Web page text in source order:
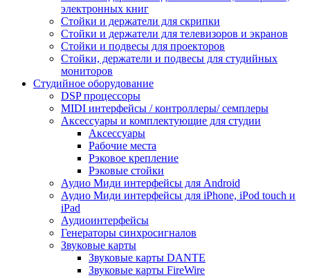
электронных книг
Стойки и держатели для скрипки
Стойки и держатели для телевизоров и экранов
Стойки и подвесы для проекторов
Стойки, держатели и подвесы для студийных
мониторов
Студийное оборудование
DSP процессоры
MIDI интерфейсы / контроллеры/ семплеры
Аксессуары и комплектующие для студии
Аксессуары
Рабочие места
Рэковое крепление
Рэковые стойки
Аудио Миди интерфейсы для Android
Аудио Миди интерфейсы для iPhone, iPod touch и
iPad
Аудиоинтерфейсы
Генераторы синхросигналов
Звуковые карты
Звуковые карты DANTE
Звуковые карты FireWire